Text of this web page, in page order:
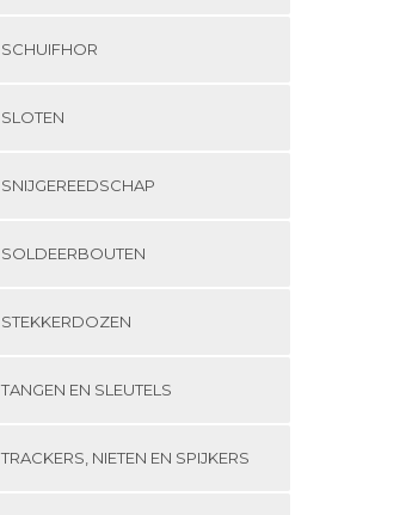
SCHUIFHOR
SLOTEN
SNIJGEREEDSCHAP
SOLDEERBOUTEN
STEKKERDOZEN
TANGEN EN SLEUTELS
TRACKERS, NIETEN EN SPIJKERS